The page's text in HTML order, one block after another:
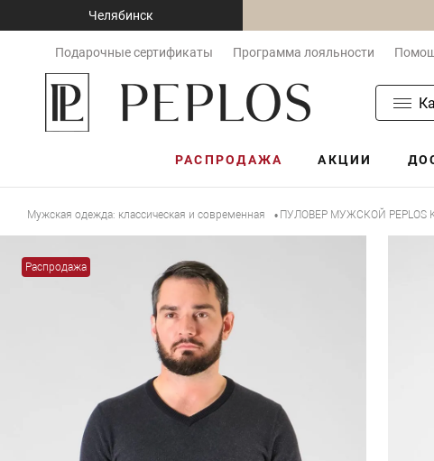
Челябинск
Подарочные сертификаты Программа лояльности
РАСПРОДАЖА АКЦИИ
Мужская одежда: классическая и современная • ПУЛОВЕР МУЖСКОЙ PEPLOS
Распродажа